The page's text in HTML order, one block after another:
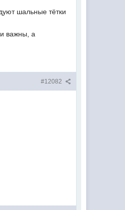
шальные тётки
важны, а
#12082